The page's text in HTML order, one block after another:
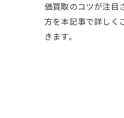
価買取のコツが注目
方を本記事で詳しく
きます。